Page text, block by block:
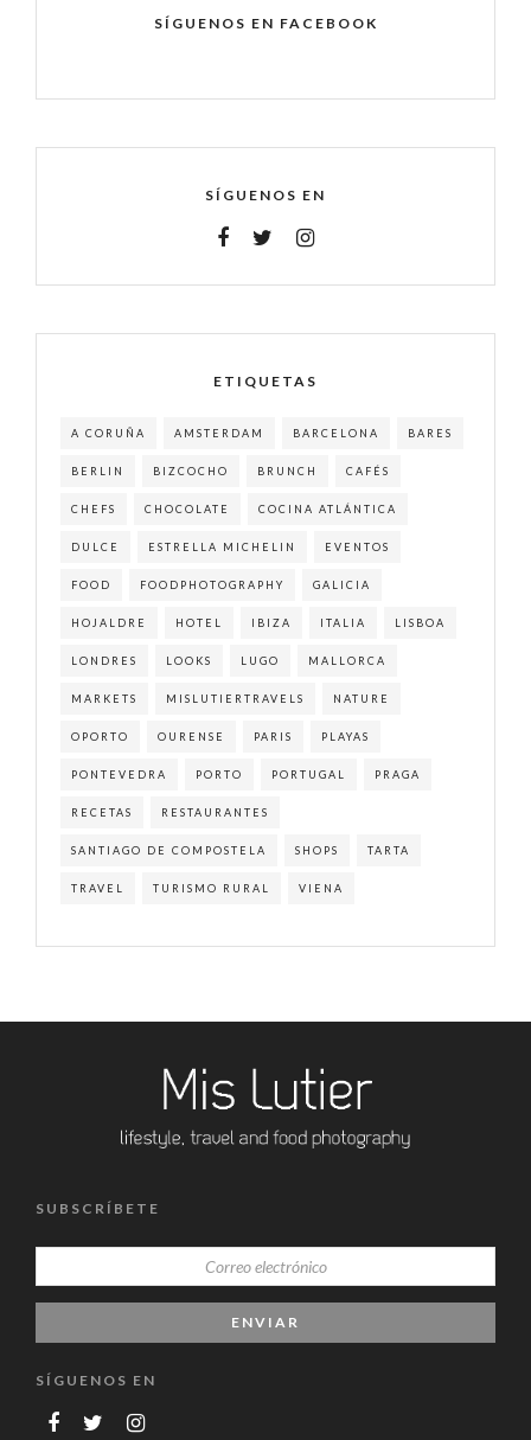
SÍGUENOS EN FACEBOOK
SÍGUENOS EN
ETIQUETAS
A CORUÑA AMSTERDAM BARCELONA BARES
BERLIN BIZCOCHO BRUNCH CAFÉS
CHEFS CHOCOLATE COCINA ATLÁNTICA
DULCE ESTRELLA MICHELIN EVENTOS
FOOD FOODPHOTOGRAPHY GALICIA
HOJALDRE HOTEL IBIZA ITALIA LISBOA
LONDRES LOOKS LUGO MALLORCA
MARKETS MISLUTIERTRAVELS NATURE
OPORTO OURENSE PARIS PLAYAS
PONTEVEDRA PORTO PORTUGAL PRAGA
RECETAS RESTAURANTES
SANTIAGO DE COMPOSTELA SHOPS TARTA
TRAVEL TURISMO RURAL VIENA
SUBSCRÍBETE
SÍGUENOS EN